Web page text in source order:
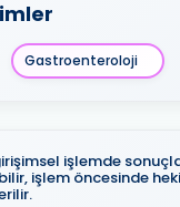
Gastroenteroloji
işlemde
işlem öncesinde